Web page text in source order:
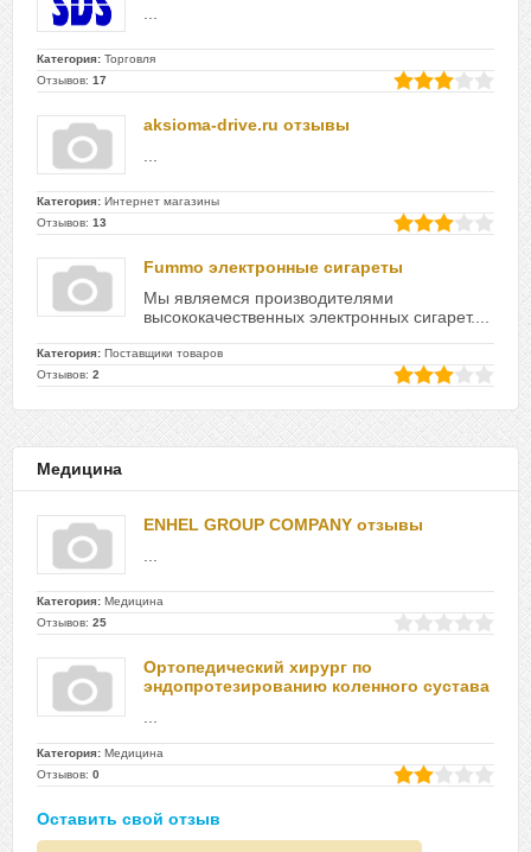
Категория: Торговля
Отзывов: 17
aksioma-drive.ru отзывы
Категория: Интернет магазины
Отзывов: 13
Fummo электронные сигареты
Мы являемся производителями
высококачественных электронных сигарет....
Категория: Поставщики товаров
Отзывов: 2
Медицина
ENHEL GROUP COMPANY отзывы
Категория: Медицина
Отзывов: 25
Ортопедический хирург по
эндопротезированию коленного сустава
Категория: Медицина
Отзывов: 0
Оставить свой отзыв